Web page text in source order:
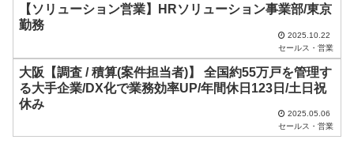
。
【ソリューション営業】HRソリューション事業部/東京
勤務
2025.10.22
セールス・営業
大阪【調査 / 積算(案件担当者)】 全国約55万戸を管理す
る大手企業/DX化で業務効率UP/年間休日123日/土日祝
休み
2025.05.06
セールス・営業